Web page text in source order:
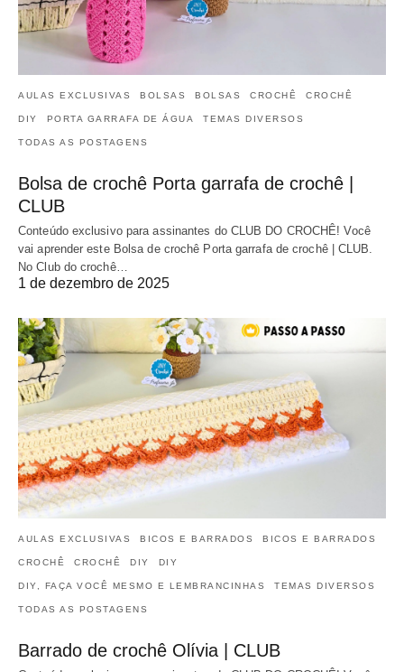
AULAS EXCLUSIVAS BOLSAS BOLSAS CROCHÊ CROCHÊ
DIY PORTA GARRAFA DE ÁGUA TEMAS DIVERSOS
TODAS AS POSTAGENS
Bolsa de crochê Porta garrafa de crochê |
CLUB
Conteúdo exclusivo para assinantes do CLUB DO CROCHÊ! Você
vai aprender este Bolsa de crochê Porta garrafa de crochê | CLUB.
No Club do crochê…
1 de dezembro de 2025
AULAS EXCLUSIVAS BICOS E BARRADOS BICOS E BARRADOS
CROCHÊ CROCHÊ DIY DIY
DIY, FAÇA VOCÊ MESMO E LEMBRANCINHAS TEMAS DIVERSOS
TODAS AS POSTAGENS
Barrado de crochê Olívia | CLUB